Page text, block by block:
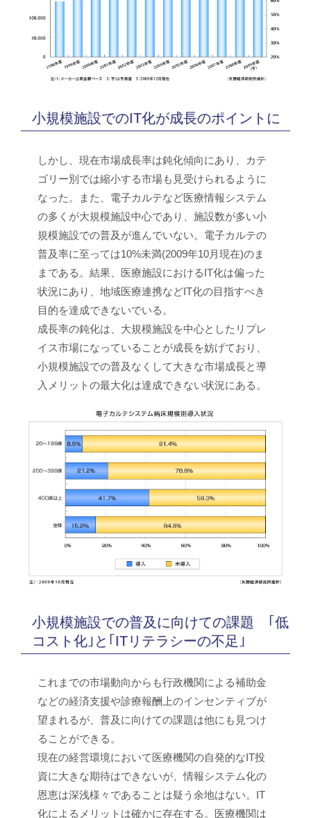
小規模施設でのIT化が成長のポイントに
しかし、現在市場成長率は鈍化傾向にあり、カテ
ゴリー別では縮小する市場も見受けられるように
なった。また、電子カルテなど医療情報システム
の多くが大規模施設中心であり、施設数が多い小
規模施設での普及が進んでいない。電子カルテの
普及率に至っては10%未満(2009年10月現在)のま
まである。結果、医療施設におけるIT化は偏った
状況にあり、地域医療連携などIT化の目指すべき
目的を達成できないでいる。
成長率の鈍化は、大規模施設を中心としたリプレ
イス市場になっていることが成長を妨げており、
小規模施設での普及なくして大きな市場成長と導
入メリットの最大化は達成できない状況にある。
小規模施設での普及に向けての課題 ｢低
コスト化｣と｢ITリテラシーの不足｣
これまでの市場動向からも行政機関による補助金
などの経済支援や診療報酬上のインセンティブが
望まれるが、普及に向けての課題は他にも見つけ
ることができる。
現在の経営環境において医療機関の自発的なIT投
資に大きな期待はできないが、情報システム化の
恩恵は深浅様々であることは疑う余地はない。IT
化によるメリットは確かに存在する。医療機関は